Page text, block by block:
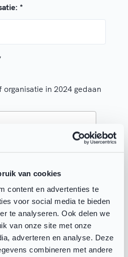
van cookies
content en advertenties te
voor social media te bieden
te analyseren. Ook delen we
van onze site met onze
adverteren en analyse. Deze
combineren met andere
*
in 2024 gedaan